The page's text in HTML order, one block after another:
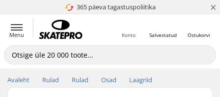
365 päeva tagastuspoliitika
4.8 paljaks 5 ×
Menu Ostukorvi
Salvestatud
Konto
Avaleht Rulad Rulad Osad Laagriid